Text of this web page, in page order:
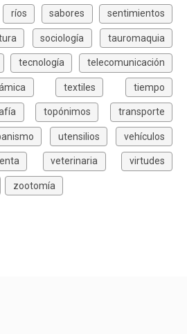
ríos sabores sentimientos
sociología tauromaquia
tecnología telecomunicación
textiles tiempo
topónimos transporte
utensilios vehículos
veterinaria virtudes
zootomía